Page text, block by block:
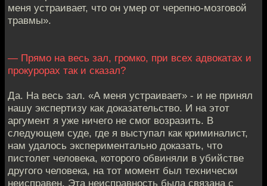
меня устраивает, что он умер от черепно-мозговой
травмы».
— Прямо на весь зал, громко, при всех адвокатах и
прокурорах так и сказал?
Да. На весь зал. «А меня устраивает» - и не принял
нашу экспертизу как доказательство. И на этот
аргумент я уже ничего не смог возразить. В
следующем суде, где я выступал как криминалист,
нам удалось экспериментально доказать, что
пистолет человека, которого обвиняли в убийстве
другого человека, на тот момент был технически
неисправен. Эта неисправность была связана с